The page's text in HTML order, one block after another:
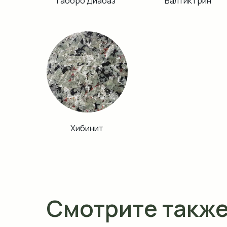
Хибинит
Смотрите